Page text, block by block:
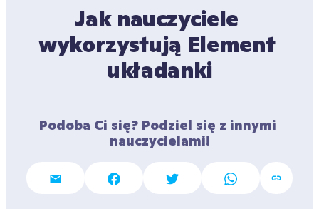
Jak nauczyciele
wykorzystują Element
układanki
Podoba Ci się? Podziel się z innymi
nauczycielami!